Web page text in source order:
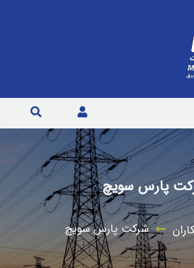
پارس سویچ
شرکت پارس سویچ